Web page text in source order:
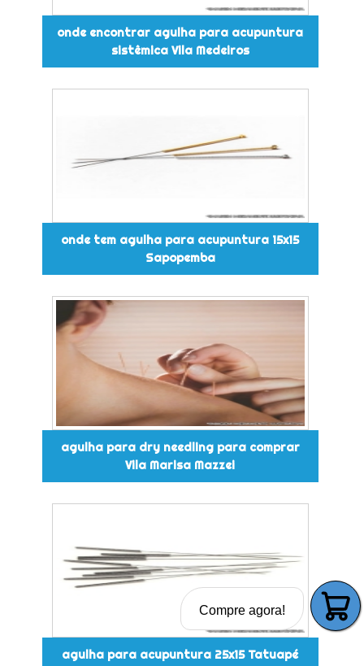
onde encontrar agulha para acupuntura
sistêmica Vila Medeiros
onde tem agulha para acupuntura 15x15
Sapopemba
agulha para dry needling para comprar
Vila Marisa Mazzei
agulha para acupuntura 25x15 Tatuapé
Compre agora!